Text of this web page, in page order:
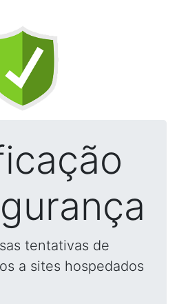
tentativas de
a sites hospedados